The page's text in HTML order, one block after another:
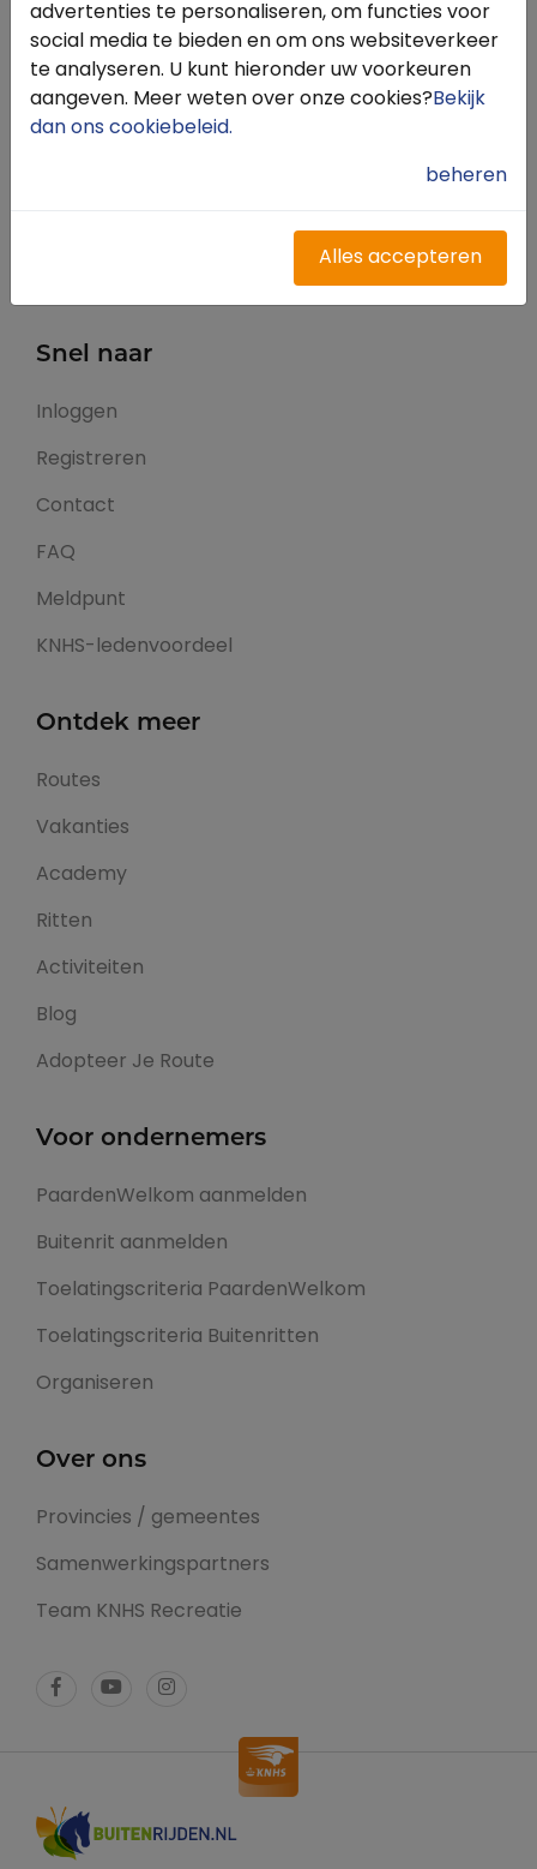
B&O Opschoondag
13 juni 2026 , Den Ham-Vroomshoop
Snel naar
Inloggen
Registreren
Contact
FAQ
Meldpunt
KNHS-ledenvoordeel
Ontdek meer
Routes
Vakanties
Academy
Ritten
Activiteiten
Blog
Adopteer Je Route
Voor ondernemers
PaardenWelkom aanmelden
Buitenrit aanmelden
Toelatingscriteria PaardenWelkom
Toelatingscriteria Buitenritten
Organiseren
Over ons
Provincies / gemeentes
Samenwerkingspartners
Team KNHS Recreatie
advertenties te personaliseren, om functies voor
social media te bieden en om ons websiteverkeer
te analyseren. U kunt hieronder uw voorkeuren
aangeven. Meer weten over onze cookies? Bekijk
dan ons cookiebeleid.
beheren
Alles accepteren